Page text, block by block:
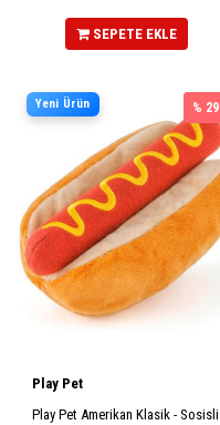
SEPETE EKLE
Yeni Ürün
Play Pet
Play Pet Amerikan Klasik - Sosisli
% 29